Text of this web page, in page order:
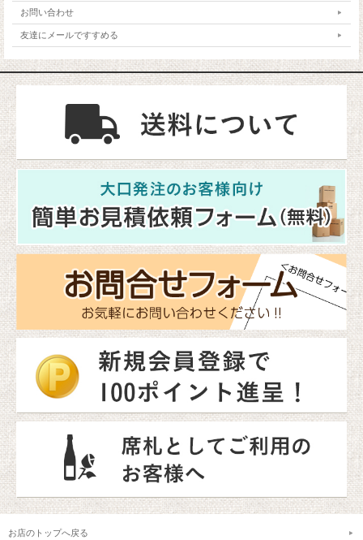
お問い合わせ
友達にメールですすめる
お店のトップへ戻る